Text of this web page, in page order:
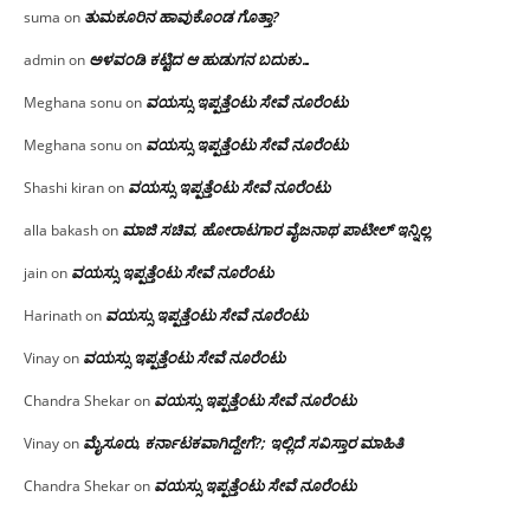
suma on ತುಮಕೂರಿನ ಹಾವುಕೊಂಡ ಗೊತ್ತಾ?
adminon ಅಳವಂಡಿ ಕಟ್ಟಿದ ಆ ಹುಡುಗನ ಬದುಕು…
Meghana sonuon ವಯಸ್ಸು ಇಪ್ಪತ್ತೆಂಟು ಸೇವೆ ನೂರೆಂಟು
Meghana sonuon ವಯಸ್ಸು ಇಪ್ಪತ್ತೆಂಟು ಸೇವೆ ನೂರೆಂಟು
Shashi kiranon ವಯಸ್ಸು ಇಪ್ಪತ್ತೆಂಟು ಸೇವೆ ನೂರೆಂಟು
alla bakashon ಮಾಜಿ ಸಚಿವ, ಹೋರಾಟಗಾರ ವೈಜನಾಥ ಪಾಟೀಲ್ ಇನ್ನಿಲ್ಲ
jainon ವಯಸ್ಸು ಇಪ್ಪತ್ತೆಂಟು ಸೇವೆ ನೂರೆಂಟು
Harinathon ವಯಸ್ಸು ಇಪ್ಪತ್ತೆಂಟು ಸೇವೆ ನೂರೆಂಟು
Vinayon ವಯಸ್ಸು ಇಪ್ಪತ್ತೆಂಟು ಸೇವೆ ನೂರೆಂಟು
Chandra Shekaron ವಯಸ್ಸು ಇಪ್ಪತ್ತೆಂಟು ಸೇವೆ ನೂರೆಂಟು
Vinayon ಮೈಸೂರು, ಕರ್ನಾಟಕವಾಗಿದ್ದೇಗೆ?; ಇಲ್ಲಿದೆ ಸವಿಸ್ತಾರ ಮಾಹಿತಿ
Chandra Shekaron ವಯಸ್ಸು ಇಪ್ಪತ್ತೆಂಟು ಸೇವೆ ನೂರೆಂಟು